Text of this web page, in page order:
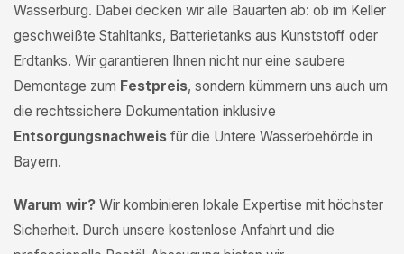
Wasserburg. Dabei decken wir alle Bauarten ab: ob im Keller
geschweißte Stahltanks, Batterietanks aus Kunststoff oder
Erdtanks. Wir garantieren Ihnen nicht nur eine saubere
Demontage zum Festpreis, sondern kümmern uns auch um
die rechtssichere Dokumentation inklusive
Entsorgungsnachweis für die Untere Wasserbehörde in
Bayern.
Warum wir? Wir kombinieren lokale Expertise mit höchster
Sicherheit. Durch unsere kostenlose Anfahrt und die